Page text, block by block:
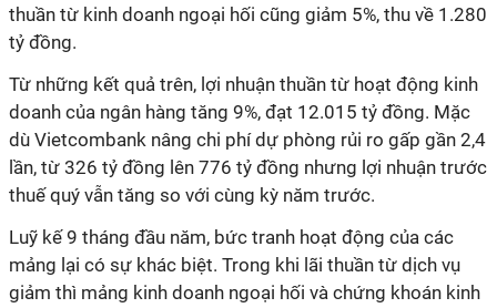
thuần từ kinh doanh ngoại hối cũng giảm 5%, thu về 1.280
tỷ đồng.
Từ những kết quả trên, lợi nhuận thuần từ hoạt động kinh
doanh của ngân hàng tăng 9%, đạt 12.015 tỷ đồng. Mặc
dù Vietcombank nâng chi phí dự phòng rủi ro gấp gần 2,4
lần, từ 326 tỷ đồng lên 776 tỷ đồng nhưng lợi nhuận trước
thuế quý vẫn tăng so với cùng kỳ năm trước.
Luỹ kế 9 tháng đầu năm, bức tranh hoạt động của các
mảng lại có sự khác biệt. Trong khi lãi thuần từ dịch vụ
giảm thì mảng kinh doanh ngoại hối và chứng khoán kinh